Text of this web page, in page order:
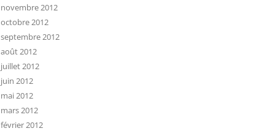
novembre 2012
octobre 2012
septembre 2012
août 2012
juillet 2012
juin 2012
mai 2012
mars 2012
février 2012